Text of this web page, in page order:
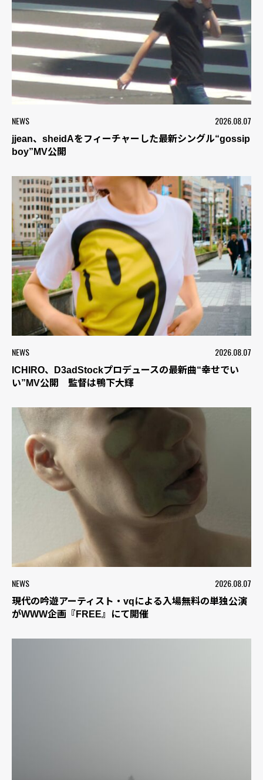
NEWS 2026.08.07
jjean、sheidAをフィーチャーした最新シングル“gossip
boy”MV公開
NEWS 2026.08.07
ICHIRO、D3adStockプロデュースの最新曲“幸せでい
い”MV公開 監督は鴨下大輝
NEWS 2026.08.07
現代の吟遊アーティスト・vqによる入場無料の単独公演
がWWW企画『FREE』にて開催